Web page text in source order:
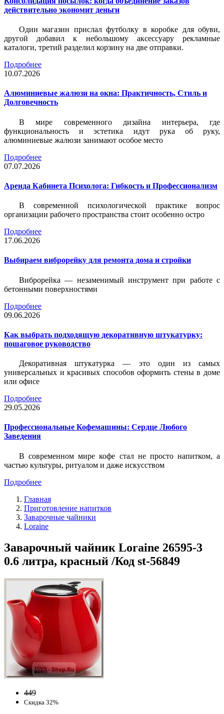
действительно экономит деньги
Один магазин прислал футболку в коробке для обуви,
другой добавил к небольшому аксессуару рекламные
каталоги, третий разделил корзину на две отправки.
Подробнее
10.07.2026
Алюминиевые жалюзи на окна: Практичность, Стиль и
Долговечность
В мире современного дизайна интерьера, где
функциональность и эстетика идут рука об руку,
алюминиевые жалюзи занимают особое место
Подробнее
07.07.2026
Аренда Кабинета Психолога: Гибкость и Профессионализм
В современной психологической практике вопрос
организации рабочего пространства стоит особенно остро
Подробнее
17.06.2026
Выбираем виброрейку для ремонта дома и стройки
Виброрейка — незаменимый инструмент при работе с
бетонными поверхностями
Подробнее
09.06.2026
Как выбрать подходящую декоративную штукатурку:
пошаговое руководство
Декоративная штукатурка — это один из самых
универсальных и красивых способов оформить стены в доме
или офисе
Подробнее
29.05.2026
Профессиональные Кофемашины: Сердце Любого
Заведения
В современном мире кофе стал не просто напитком, а
частью культуры, ритуалом и даже искусством
Подробнее
Главная
Приготовление напитков
Заварочные чайники
Loraine
Заварочный чайник Loraine 26595-3
0.6 литра, красный /Код st-56849
449
Скидка 32%